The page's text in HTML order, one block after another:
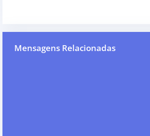
Mensagens Relacionadas